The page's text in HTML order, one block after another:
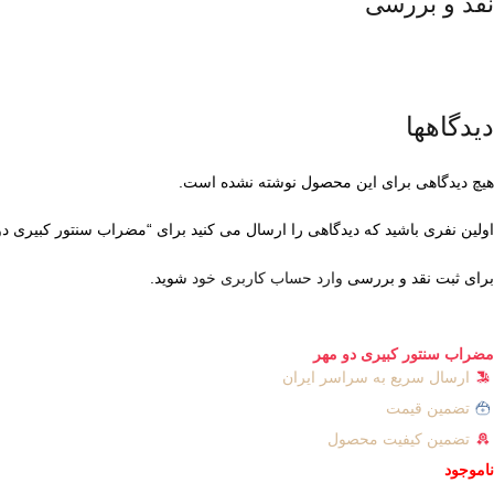
دیدگاهها
هیچ دیدگاهی برای این محصول نوشته نشده است.
اولین نفری باشید که دیدگاهی را ارسال می کنید برای “مضراب سنتور کبیری
برای ثبت نقد و بررسی وارد حساب کاربری خود شوید.
مضراب سنتور کبیری دو مهر
ارسال سریع به سراسر ایران
تضمین قیمت
تضمین کیفیت محصول
ناموجود